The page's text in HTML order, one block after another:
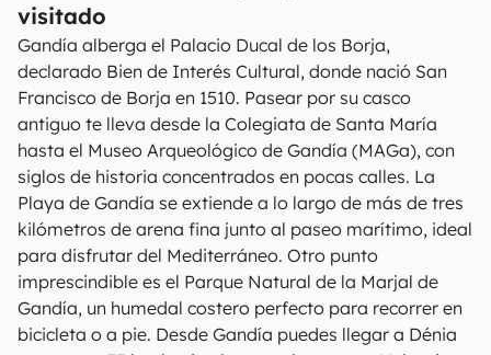
visitado
Gandía alberga el Palacio Ducal de los Borja,
declarado Bien de Interés Cultural, donde nació San
Francisco de Borja en 1510. Pasear por su casco
antiguo te lleva desde la Colegiata de Santa María
hasta el Museo Arqueológico de Gandía (MAGa), con
siglos de historia concentrados en pocas calles. La
Playa de Gandía se extiende a lo largo de más de tres
kilómetros de arena fina junto al paseo marítimo, ideal
para disfrutar del Mediterráneo. Otro punto
imprescindible es el Parque Natural de la Marjal de
Gandía, un humedal costero perfecto para recorrer en
bicicleta o a pie. Desde Gandía puedes llegar a Dénia